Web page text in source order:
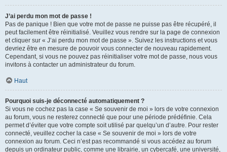
J’ai perdu mon mot de passe !
Pas de panique ! Bien que votre mot de passe ne puisse pas être récupéré, il
peut facilement être réinitialisé. Veuillez vous rendre sur la page de connexion
et cliquer sur « J’ai perdu mon mot de passe ». Suivez les instructions et vous
devriez être en mesure de pouvoir vous connecter de nouveau rapidement.
Cependant, si vous ne pouvez pas réinitialiser votre mot de passe, nous vous
invitons à contacter un administrateur du forum.
Haut
Pourquoi suis-je déconnecté automatiquement ?
Si vous ne cochez pas la case « Se souvenir de moi » lors de votre connexion
au forum, vous ne resterez connecté que pour une période prédéfinie. Cela
permet d’éviter que votre compte soit utilisé par quelqu’un d’autre. Pour rester
connecté, veuillez cocher la case « Se souvenir de moi » lors de votre
connexion au forum. Ceci n’est pas recommandé si vous accédez au forum
depuis un ordinateur public, comme une librairie, un cybercafé, une université,